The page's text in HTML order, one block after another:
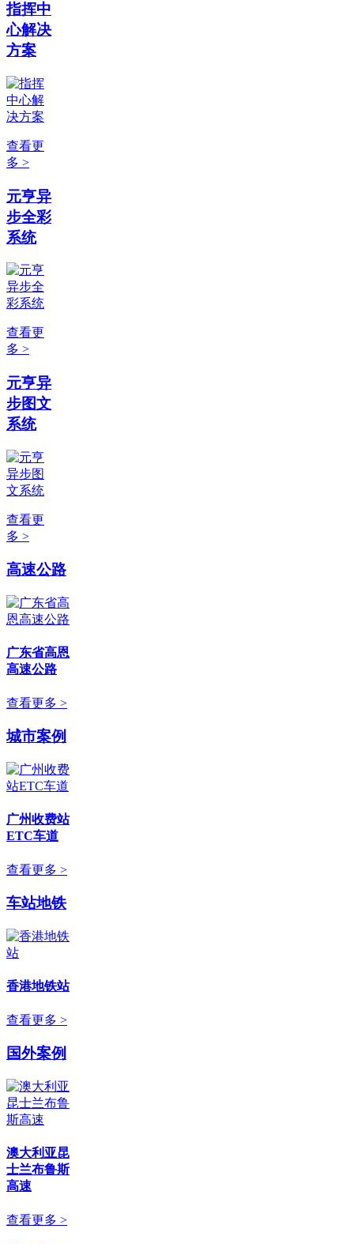
指挥中
心解决
方案
查看更
多 >
元亨异
步全彩
系统
查看更
多 >
元亨异
步图文
系统
查看更
多 >
高速公路
广东省高恩
高速公路
查看更多 >
城市案例
广州收费站
ETC车道
查看更多 >
车站地铁
香港地铁站
查看更多 >
国外案例
澳大利亚昆
士兰布鲁斯
高速
查看更多 >